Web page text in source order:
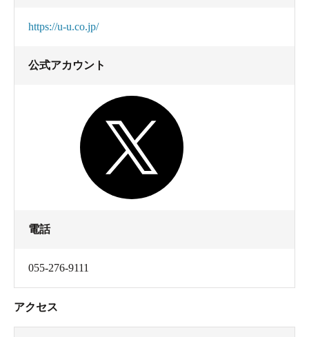
1歳になる五ェ門くん。あだ名はゴンちゃん。
ヘルスツーリズムを意識した浴室
浴室へと向かってみましょう。
https://u-u.co.jp/
公式アカウント
電話
055-276-9111
アクセス